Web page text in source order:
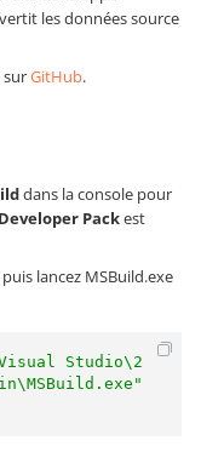
les données source
surGitHub.
dans la console pour
Packest
lancez MSBuild.exe
Studio\2